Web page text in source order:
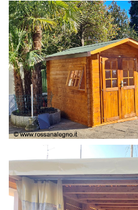
CASETTA E COPERTURA AUTO